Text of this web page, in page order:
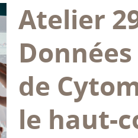
Atelier
de
le haut-